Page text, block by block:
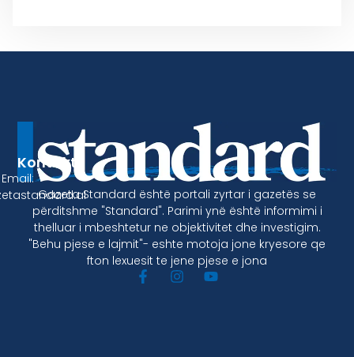
Gazeta Standard është portali zyrtar i gazetës se
përditshme "Standard". Parimi ynë është informimi i
thelluar i mbeshtetur ne objektivitet dhe investigim.
"Behu pjese e lajmit"- eshte motoja jone kryesore qe
fton lexuesit te jene pjese e jona
Kontakt
Email: